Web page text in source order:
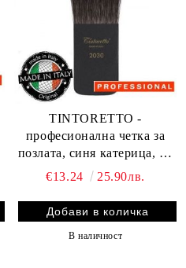
TINTORETTO -
професионална четка за
позлата, синя катерица, 30
мм.
€13.24 25.90лв.
В наличност